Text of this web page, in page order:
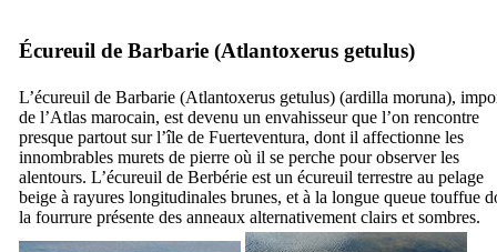
Écureuil de Barbarie (Atlantoxerus getulus)
L’écureuil de Barbarie (Atlantoxerus getulus) (ardilla moruna),
de l’Atlas marocain, est devenu un envahisseur que l’on rencontre
presque partout sur l’île de Fuerteventura, dont il affectionne les
innombrables murets de pierre où il se perche pour observer les
alentours. L’écureuil de Berbérie est un écureuil terrestre au pelage
beige à rayures longitudinales brunes, et à la longue queue touffue
la fourrure présente des anneaux alternativement clairs et sombres.